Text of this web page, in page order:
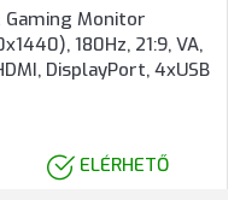
Gaming Monitor
180Hz, 21:9, VA,
DisplayPort, 4xUSB
ELÉRHETŐ